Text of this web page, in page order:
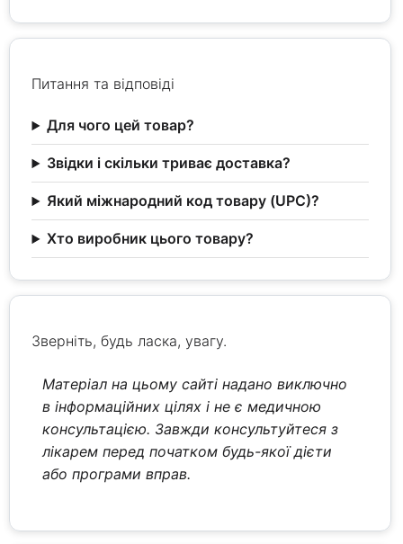
Питання та відповіді
Для чого цей товар?
Звідки і скільки триває доставка?
Який міжнародний код товару (UPC)?
Хто виробник цього товару?
Зверніть, будь ласка, увагу.
Матеріал на цьому сайті надано виключно
в інформаційних цілях і не є медичною
консультацією. Завжди консультуйтеся з
лікарем перед початком будь-якої дієти
або програми вправ.